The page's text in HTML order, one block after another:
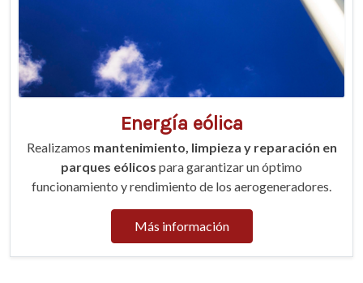
Energía eólica
Realizamos mantenimiento, limpieza y reparación en
parques eólicos para garantizar un óptimo
funcionamiento y rendimiento de los aerogeneradores.
Más información